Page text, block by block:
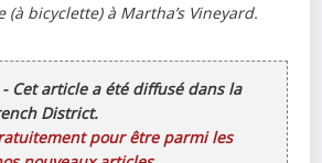
bicyclette) à Martha’s Vineyard.
Cet article a été diffusé dans la
District.
pour être parmi les